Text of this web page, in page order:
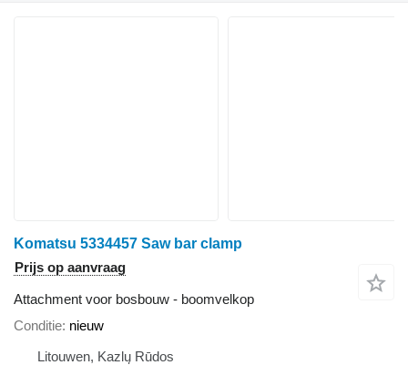
Komatsu 5334457 Saw bar clamp
Prijs op aanvraag
Attachment voor bosbouw - boomvelkop
Conditie nieuw
Litouwen, Kazlų Rūdos